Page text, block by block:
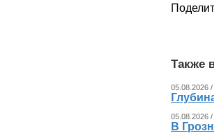
Также
05.08.2026
05.08.2026
В